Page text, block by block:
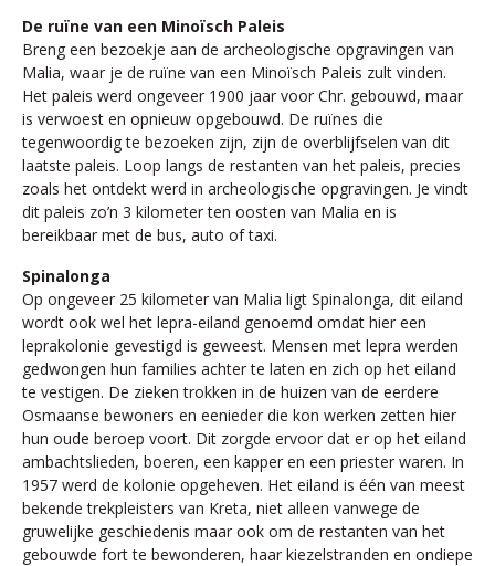
De ruïne van een Minoïsch Paleis
Breng een bezoekje aan de archeologische opgravingen van
Malia, waar je de ruïne van een Minoïsch Paleis zult vinden.
Het paleis werd ongeveer 1900 jaar voor Chr. gebouwd, maar
is verwoest en opnieuw opgebouwd. De ruïnes die
tegenwoordig te bezoeken zijn, zijn de overblijfselen van dit
laatste paleis. Loop langs de restanten van het paleis, precies
zoals het ontdekt werd in archeologische opgravingen. Je vindt
dit paleis zo’n 3 kilometer ten oosten van Malia en is
bereikbaar met de bus, auto of taxi.
Spinalonga
Op ongeveer 25 kilometer van Malia ligt Spinalonga, dit eiland
wordt ook wel het lepra-eiland genoemd omdat hier een
leprakolonie gevestigd is geweest. Mensen met lepra werden
gedwongen hun families achter te laten en zich op het eiland
te vestigen. De zieken trokken in de huizen van de eerdere
Osmaanse bewoners en eenieder die kon werken zetten hier
hun oude beroep voort. Dit zorgde ervoor dat er op het eiland
ambachtslieden, boeren, een kapper en een priester waren. In
1957 werd de kolonie opgeheven. Het eiland is één van meest
bekende trekpleisters van Kreta, niet alleen vanwege de
gruwelijke geschiedenis maar ook om de restanten van het
gebouwde fort te bewonderen, haar kiezelstranden en ondiepe